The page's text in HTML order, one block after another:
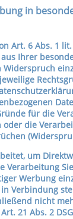
in
Art. 6 Abs. 1
Ihrer
für die
die
um
Verarbeitung
Werbung
Verbindung
nicht
21 Abs. 2